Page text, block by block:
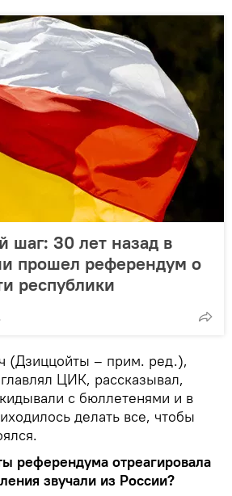
шаг: 30 лет назад в
прошел референдум о
республики
(Дзиццойты – прим. ред.),
ЦИК, рассказывал,
с бюллетенями и в
делать все, чтобы
референдума отреагировала
звучали из России?